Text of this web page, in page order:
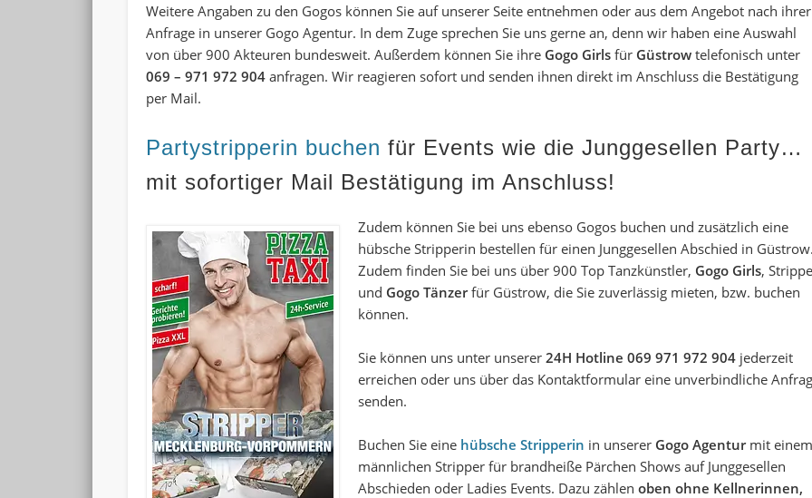
Weitere Angaben zu den Gogos können Sie auf unserer Seite entnehmen oder aus dem Angebot nach ihrer
Anfrage in unserer Gogo Agentur. In dem Zuge sprechen Sie uns gerne an, denn wir haben eine Auswahl
von über 900 Akteuren bundesweit. Außerdem können Sie ihre Gogo Girlsfür Güstrowtelefonisch unter
069 – 971 972 904anfragen. Wir reagieren sofort und senden ihnen direkt im Anschluss die Bestätigung
per Mail.
Partystripperin buchen für Events wie die Junggesellen Party…
mit sofortiger Mail Bestätigung im Anschluss!
Zudem können Sie bei uns ebenso Gogos buchen und zusätzlich eine
hübsche Stripperin bestellen für einen Junggesellen Abschied in
Zudem finden Sie bei uns über 900 Top Tanzkünstler, Gogo Girls,
und Gogo Tänzerfür Güstrow, die Sie zuverlässig mieten, bzw. buchen
können.
Sie können uns unter unserer 24H Hotline 069 971 972 904jederzeit
erreichen oder uns über das Kontaktformular eine unverbindliche
senden.
Buchen Sie eine hübsche Stripperin in unserer Gogo Agenturmit einem
männlichen Stripper für brandheiße Pärchen Shows auf Junggesellen
Abschieden oder Ladies Events. Dazu zählen oben ohne Kellnerinnen,